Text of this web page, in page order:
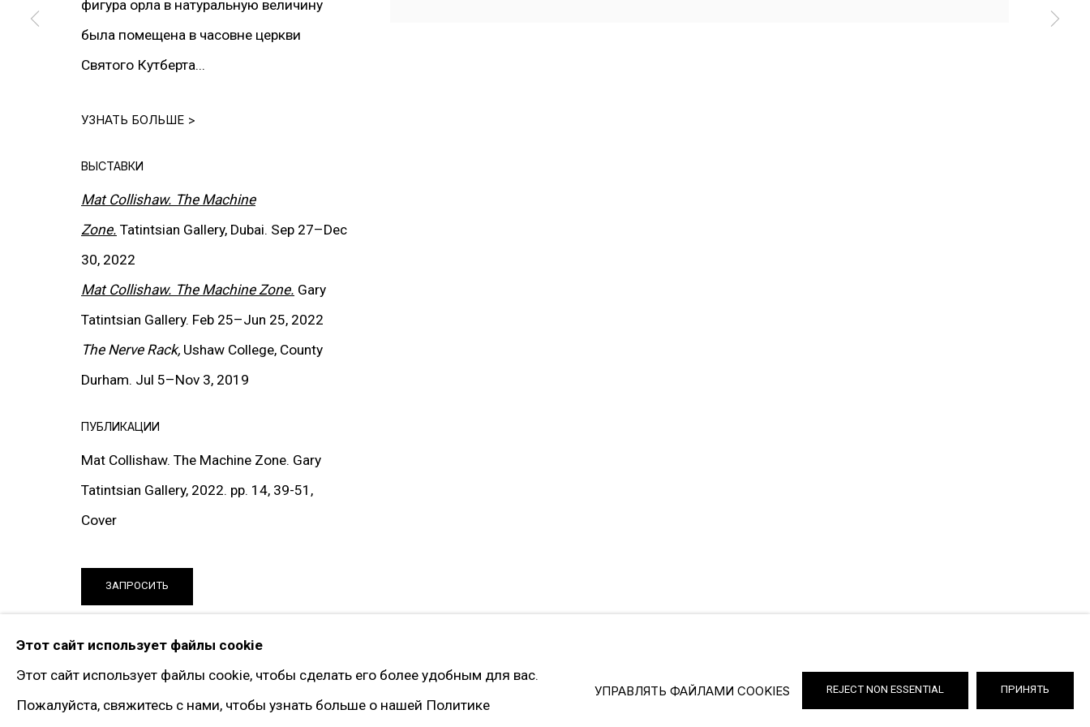
ПОДПИСАТЬСЯ НА НАС
Pinterest
Artsy
Подписка на рассылку
Политика конфиденциальности Управлять файлами cookies
© 2026 ГАЛЕРЕЯ ГАРИ ТАТИНЦЯНА. ВСЕ ПРАВА ЗАЩИЩЕНЫ
Этот сайт использует файлы cookie
Этот сайт использует файлы cookie, чтобы сделать его более удобным для вас.
Пожалуйста, свяжитесь с нами, чтобы узнать больше о нашей Политике
УПРАВЛЯТЬ ФАЙЛАМИ COOKIES REJECT NON ESSENTIAL ПРИНЯТЬ
фигура орла в натуральную величину
была помещена в часовне церкви
Святого Кутберта...
УЗНАТЬ БОЛЬШЕ >
ВЫСТАВКИ
Mat Collishaw. The Machine
Zone. Tatintsian Gallery, Dubai. Sep 27–Dec
30, 2022
Mat Collishaw. The Machine Zone. Gary
Tatintsian Gallery. Feb 25–Jun 25, 2022
The Nerve Rack, Ushaw College, County
Durham. Jul 5–Nov 3, 2019
ПУБЛИКАЦИИ
Mat Collishaw. The Machine Zone. Gary
Tatintsian Gallery, 2022. pp. 14, 39-51,
Cover
ЗАПРОСИТЬ
ПОДЕЛИТЬСЯ